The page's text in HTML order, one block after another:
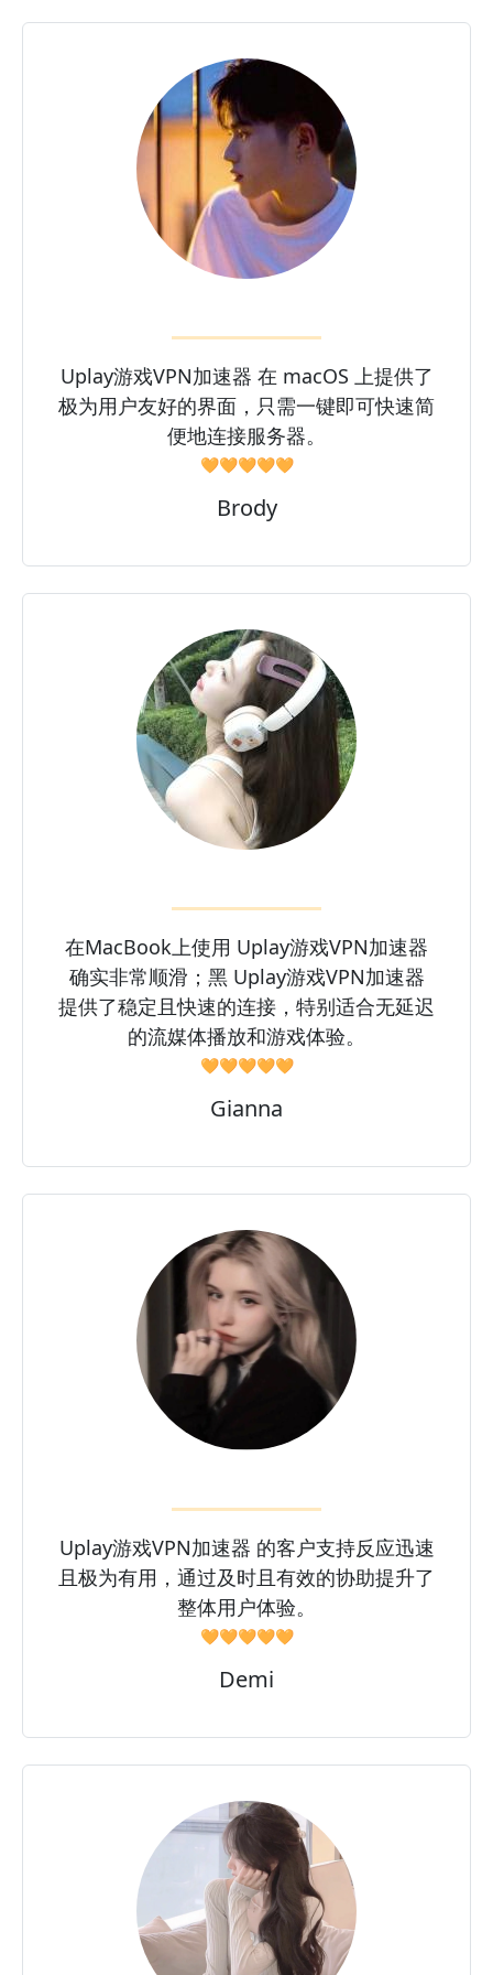
Uplay游戏VPN加速器 在 macOS 上提供了
极为用户友好的界面，只需一键即可快速简
便地连接服务器。
🧡🧡🧡🧡🧡
Brody
在MacBook上使用 Uplay游戏VPN加速器
确实非常顺滑；黑 Uplay游戏VPN加速器
提供了稳定且快速的连接，特别适合无延迟
的流媒体播放和游戏体验。
🧡🧡🧡🧡🧡
Gianna
Uplay游戏VPN加速器 的客户支持反应迅速
且极为有用，通过及时且有效的协助提升了
整体用户体验。
🧡🧡🧡🧡🧡
Demi